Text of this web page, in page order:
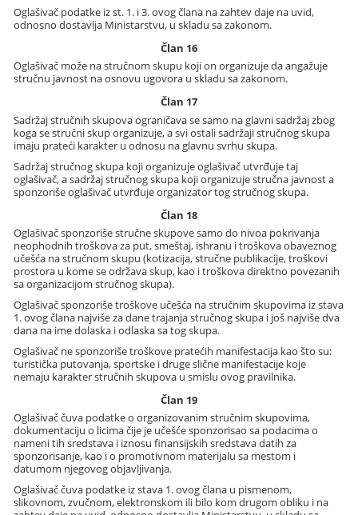
Oglašivač podatke iz st. 1. i 3. ovog člana na zahtev daje na uvid,
odnosno dostavlja Ministarstvu, u skladu sa zakonom.
Član 16
Oglašivač može na stručnom skupu koji on organizuje da angažuje
stručnu javnost na osnovu ugovora u skladu sa zakonom.
Član 17
Sadržaj stručnih skupova ograničava se samo na glavni sadržaj zbog
koga se stručni skup organizuje, a svi ostali sadržaji stručnog skupa
imaju prateći karakter u odnosu na glavnu svrhu skupa.
Sadržaj stručnog skupa koji organizuje oglašivač utvrđuje taj
oglašivač, a sadržaj stručnog skupa koji organizuje stručna javnost a
sponzoriše oglašivač utvrđuje organizator tog stručnog skupa.
Član 18
Oglašivač sponzoriše stručne skupove samo do nivoa pokrivanja
neophodnih troškova za put, smeštaj, ishranu i troškova obaveznog
učešća na stručnom skupu (kotizacija, stručne publikacije, troškovi
prostora u kome se održava skup, kao i troškova direktno povezanih
sa organizacijom stručnog skupa).
Oglašivač sponzoriše troškove učešća na stručnim skupovima iz stava
1. ovog člana najviše za dane trajanja stručnog skupa i još najviše dva
dana na ime dolaska i odlaska sa tog skupa.
Oglašivač ne sponzoriše troškove pratećih manifestacija kao što su:
turistička putovanja, sportske i druge slične manifestacije koje
nemaju karakter stručnih skupova u smislu ovog pravilnika.
Član 19
Oglašivač čuva podatke o organizovanim stručnim skupovima,
dokumentaciju o licima čije je učešće sponzorisao sa podacima o
nameni tih sredstava i iznosu finansijskih sredstava datih za
sponzorisanje, kao i o promotivnom materijalu sa mestom i
datumom njegovog objavljivanja.
Oglašivač čuva podatke iz stava 1. ovog člana u pismenom,
slikovnom, zvučnom, elektronskom ili bilo kom drugom obliku i na